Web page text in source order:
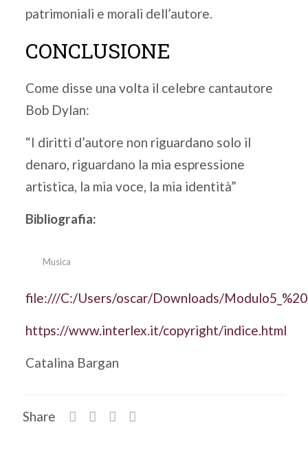
patrimoniali e morali dell’autore.
CONCLUSIONE
Come disse una volta il celebre cantautore
Bob Dylan:
“I diritti d’autore non riguardano solo il
denaro, riguardano la mia espressione
artistica, la mia voce, la mia identità”
Bibliografia:
Musica
file:///C:/Users/oscar/Downloads/
https://www.interlex.it/copyright/indice.html
Catalina Bargan
Share